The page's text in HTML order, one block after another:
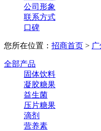
公司形象
联系方式
口碑
您所在位置： 招商首页 >
全部产品
固体饮料
凝胶糖果
益生菌
压片糖果
滴剂
营养素